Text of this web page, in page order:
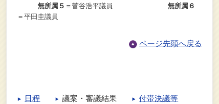
無所属５ ＝菅谷浩平議員無所属６
＝平田圭議員
ページ先頭へ戻る
日程 議案・審議結果
付帯決議等